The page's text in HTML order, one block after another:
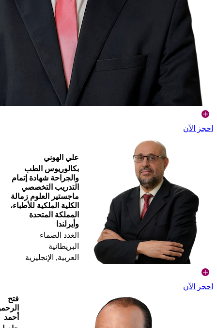
احجز الآن
علي الهوني
بكالوريوس الطب
والجراحة شهادة إتمام
التدريب التخصصي
ماجستير العلوم زمالة
الكلية الملكية للأطباء،
المملكة المتحدة
وأيرلندا
الغدد الصماء
البريطانية
العربية, الإنجليزية
احجز الآن
فتح
أحمد